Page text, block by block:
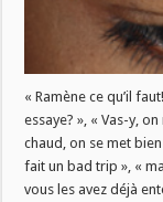
« Ramène ce qu’il
essaye? », « Vas-y,
chaud, on se met bien
fait un bad trip », «
vous les avez déjà